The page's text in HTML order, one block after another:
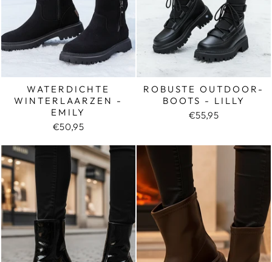
WATERDICHTE
WINTERLAARZEN -
EMILY
€50,95
ROBUSTE OUTDOOR-
BOOTS - LILLY
€55,95